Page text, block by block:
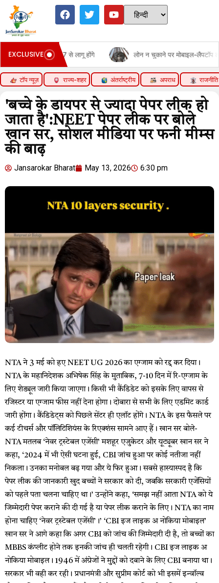
EXCLUSIVE
2027 से लागू होंगे लोन न चुकाने पर मोबाइल-लैपटॉप लॉक नहीं कर
टॉप न्यूज़ राज्य-शहर अंतर्राष्ट्रीय अपराध राजनीति
'बच्चे के डायपर से ज्यादा पेपर लीक हो
जाता है':NEET पेपर लीक पर बोले
खान सर, सोशल मीडिया पर फनी मीम्‍स
की बाढ़
Jansarokar Bharat May 13, 2026 6:30 pm
NTA ने 3 मई को हए NEET UG 2026 का एग्जाम को रद्द कर दिया।
NTA के महानिदेशक अभिषेक सिंह के मुताबिक, 7-10 दिन में रि-एग्जाम के
लिए शेड्यूल जारी किया जाएगा। किसी भी कैंडिडेट को इसके लिए वापस से
रजिस्टर या एग्जाम फीस नहीं देना होगा। दोबारा से सभी के लिए एडमिट कार्ड
जारी होंगा। कैंडिडेट्स को पिछले सेंटर ही एलॉट होंगे। NTA के इस फैसले पर
कई टीचर्स और पॉलिटिशियंस के रिएक्‍शंस सामने आए हैं। खान सर बोले-
NTA मतलब ‘नेवर ट्रस्टेबल एजेंसी’ मशहूर एजुकेटर और यूट्यूबर खान सर ने
कहा, ‘2024 में भी ऐसी घटना हुई, CBI जांच हुआ पर कोई नतीजा नहीं
निकला। उनका मनोबल बढ़ गया और ये फिर हुआ। सबसे हास्यास्पद है कि
पेपर लीक की जानकारी खुद बच्चों ने सरकार को दी, जबकि सरकारी एजेंसियों
को पहले पता चलना चाहिए था।’ उन्होंने कहा, ‘समझ नहीं आता NTA को ये
जिम्मेदारी पेपर कराने की दी गई है या पेपर लीक कराने के लिए। NTA का नाम
होना चाहिए ‘नेवर ट्रस्टेबल एजेंसी’।’ ‘CBI इज लाइक अ नोकिया मोबाइल’
खान सर ने आगे कहा कि अगर CBI को जांच की जिम्मेदारी दी है, तो बच्चों का
MBBS कंप्लीट होने तक इनकी जांच ही चलती रहेगी। CBI इज लाइक अ
नोकिया मोबाइल। 1946 में अंग्रेजों ने मुद्दों को दबाने के लिए CBI बनाया था।
सरकार भी वही कर रही। प्रधानमंत्री और सुप्रीम कोर्ट को भी इसमें इन्वॉल्व